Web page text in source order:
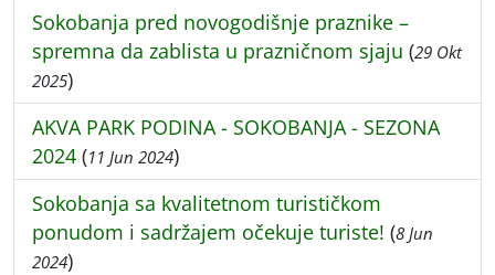
Sokobanja pred novogodišnje praznike –
spremna da zablista u prazničnom sjaju (29 Okt
2025)
AKVA PARK PODINA - SOKOBANJA - SEZONA
2024 (11 Jun 2024)
Sokobanja sa kvalitetnom turističkom
ponudom i sadržajem očekuje turiste! (8 Jun
2024)